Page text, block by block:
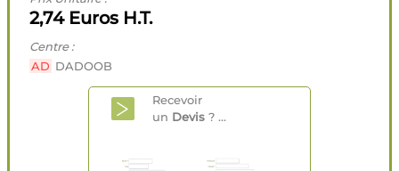
2,74 Euros H.T.
Centre :
AD DADOOB
Recevoir
un Devis ? ...